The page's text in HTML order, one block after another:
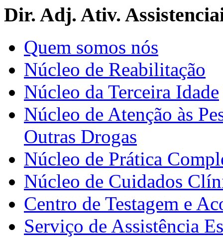
Dir. Adj. Ativ.
Quem somos nós
Núcleo de Reabilitação
Núcleo da Terceira Idade
Núcleo de Atenção às
Outras Drogas
Núcleo de Prática
Núcleo de Cuidados
Centro de Testagem e
Serviço de Assistência